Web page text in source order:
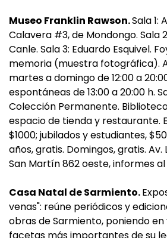
Museo Franklin Rawson.Sala 1:
Calavera #3, de Mondongo. Sala
Canle. Sala 3: Eduardo Esquivel.
memoria (muestra fotográfica).
martes a domingo de 12:00 a
espontáneas de 13:00 a 20:00 h.
Colección Permanente.
espacio de tienda y restaurante.
$1000; jubilados y estudiantes,
años, gratis. Domingos, gratis.
San Martín 862 oeste, informes
Casa Natal de Sarmiento.
venas": reúne periódicos y
obras de Sarmiento, poniendo